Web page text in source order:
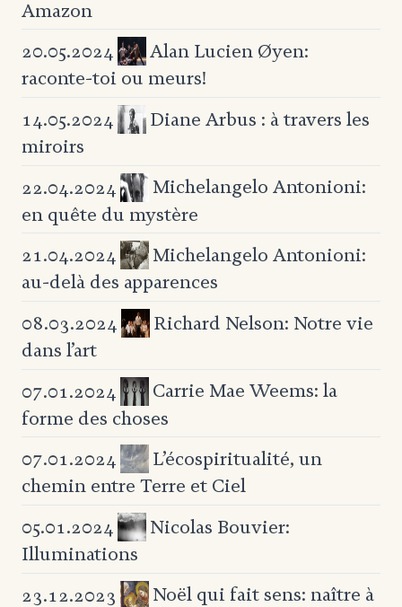
Amazon
20.05.2024
Alan Lucien Øyen:
raconte-toi ou meurs!
14.05.2024
Diane Arbus : à travers les
miroirs
22.04.2024
Michelangelo Antonioni:
en quête du mystère
21.04.2024
Michelangelo Antonioni:
au-delà des apparences
08.03.2024
Richard Nelson: Notre vie
dans l’art
07.01.2024
Carrie Mae Weems: la
forme des choses
07.01.2024
L’écospiritualité, un
chemin entre Terre et Ciel
05.01.2024
Nicolas Bouvier:
Illuminations
23.12.2023
Noël qui fait sens: naître à